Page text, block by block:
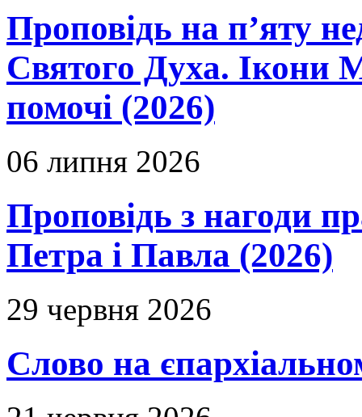
Проповідь на п’яту
Святого Духа. Ікони
помочі (2026)
06 липня 2026
Проповідь з нагоди
Петра і Павла (2026)
29 червня 2026
Слово на